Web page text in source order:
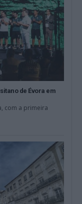
de Évora em
com a primeira